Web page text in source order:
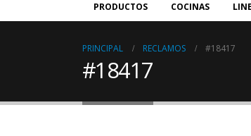
PRODUCTOS COCINAS
PRINCIPAL RECLAMOS #18417
#18417